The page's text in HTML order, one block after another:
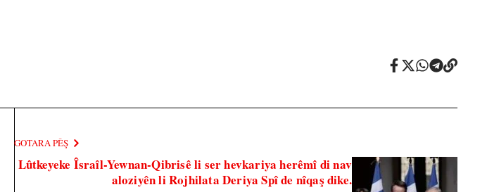
GOTARA PÊŞ
Lûtkeyeke Îsraîl-Yewnan-Qibrisê li ser hevkariya herêmî di nav
aloziyên li Rojhilata Deriya Spî de nîqaş dike.